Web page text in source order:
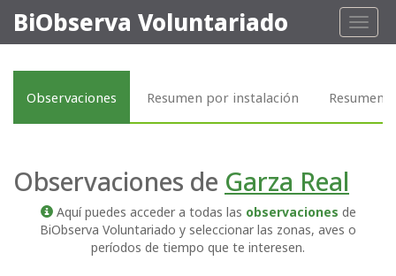
Toggle
BiObserva Voluntariado
Observaciones Resumen por instalación Resumen
Observaciones de Garza Real
Aquí puedes acceder a todas las observaciones de
BiObserva Voluntariado y seleccionar las zonas, aves o
períodos de tiempo que te interesen.